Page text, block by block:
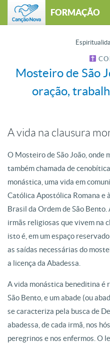
FORMAÇÃO
Mosteiro de São
oração,
A vida na clausura
O Mosteiro de São João, onde
também chamada de
monástica, uma vida em
Católica Apostólica Romana e
Brasil da Ordem de São
irmãs religiosas que vivem na
isto é, em um espaço
as saídas necessárias do
a licença da Abadessa.
A vida monástica beneditina é
São Bento, e um abade (ou
se caracteriza pela busca de
abadessa, de cada irmã, nos
peregrinos e nos enfermos. O